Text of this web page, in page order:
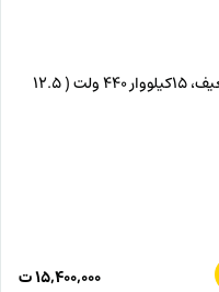
خازن 3فاز فشارضعیف، 15کیلووار 440 ولت ( 12.5
۱۵,۴۰۰,۰۰۰ت